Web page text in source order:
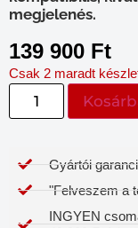
megjelenés.
139 900 Ft
Csak 2 maradt
Gyártói
"Felveszem a
INGYEN